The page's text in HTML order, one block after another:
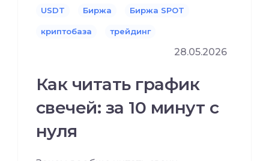
USDT Биржа Биржа SPOT
криптобаза трейдинг
28.05.2026
Как читать график
свечей: за 10 минут с
нуля